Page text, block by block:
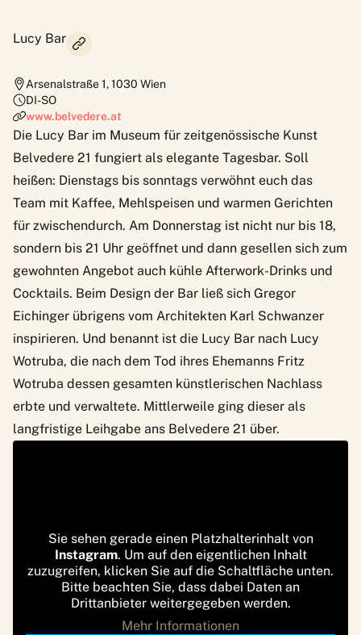
Lucy Bar
Arsenalstraße 1,1030 Wien
DI-SO
www.belvedere.at
Die Lucy Bar im Museum für zeitgenössische Kunst
Belvedere 21 fungiert als elegante Tagesbar. Soll
heißen: Dienstags bis sonntags verwöhnt euch das
Team mit Kaffee, Mehlspeisen und warmen Gerichten
für zwischendurch. Am Donnerstag ist nicht nur bis 18,
sondern bis 21 Uhr geöffnet und dann gesellen sich zum
gewohnten Angebot auch kühle Afterwork-Drinks und
Cocktails. Beim Design der Bar ließ sich Gregor
Eichinger übrigens vom Architekten Karl Schwanzer
inspirieren. Und benannt ist die Lucy Bar nach Lucy
Wotruba, die nach dem Tod ihres Ehemanns Fritz
Wotruba dessen gesamten künstlerischen Nachlass
erbte und verwaltete. Mittlerweile ging dieser als
langfristige Leihgabe ans Belvedere 21 über.
Sie sehen gerade einen Platzhalterinhalt von
Instagram. Um auf den eigentlichen Inhalt
zuzugreifen, klicken Sie auf die Schaltfläche unten.
Bitte beachten Sie, dass dabei Daten an
Drittanbieter weitergegeben werden.
Mehr Informationen